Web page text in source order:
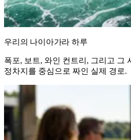
우리의 나이아가라 하루
폭포, 보트, 와인 컨트리, 그리고 그
정차지를 중심으로 짜인 실제 경로.